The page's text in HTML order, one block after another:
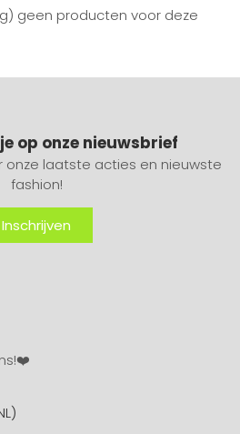
geen producten voor deze
op onze nieuwsbrief
onze laatste acties en nieuwste
fashion!
Inschrijven